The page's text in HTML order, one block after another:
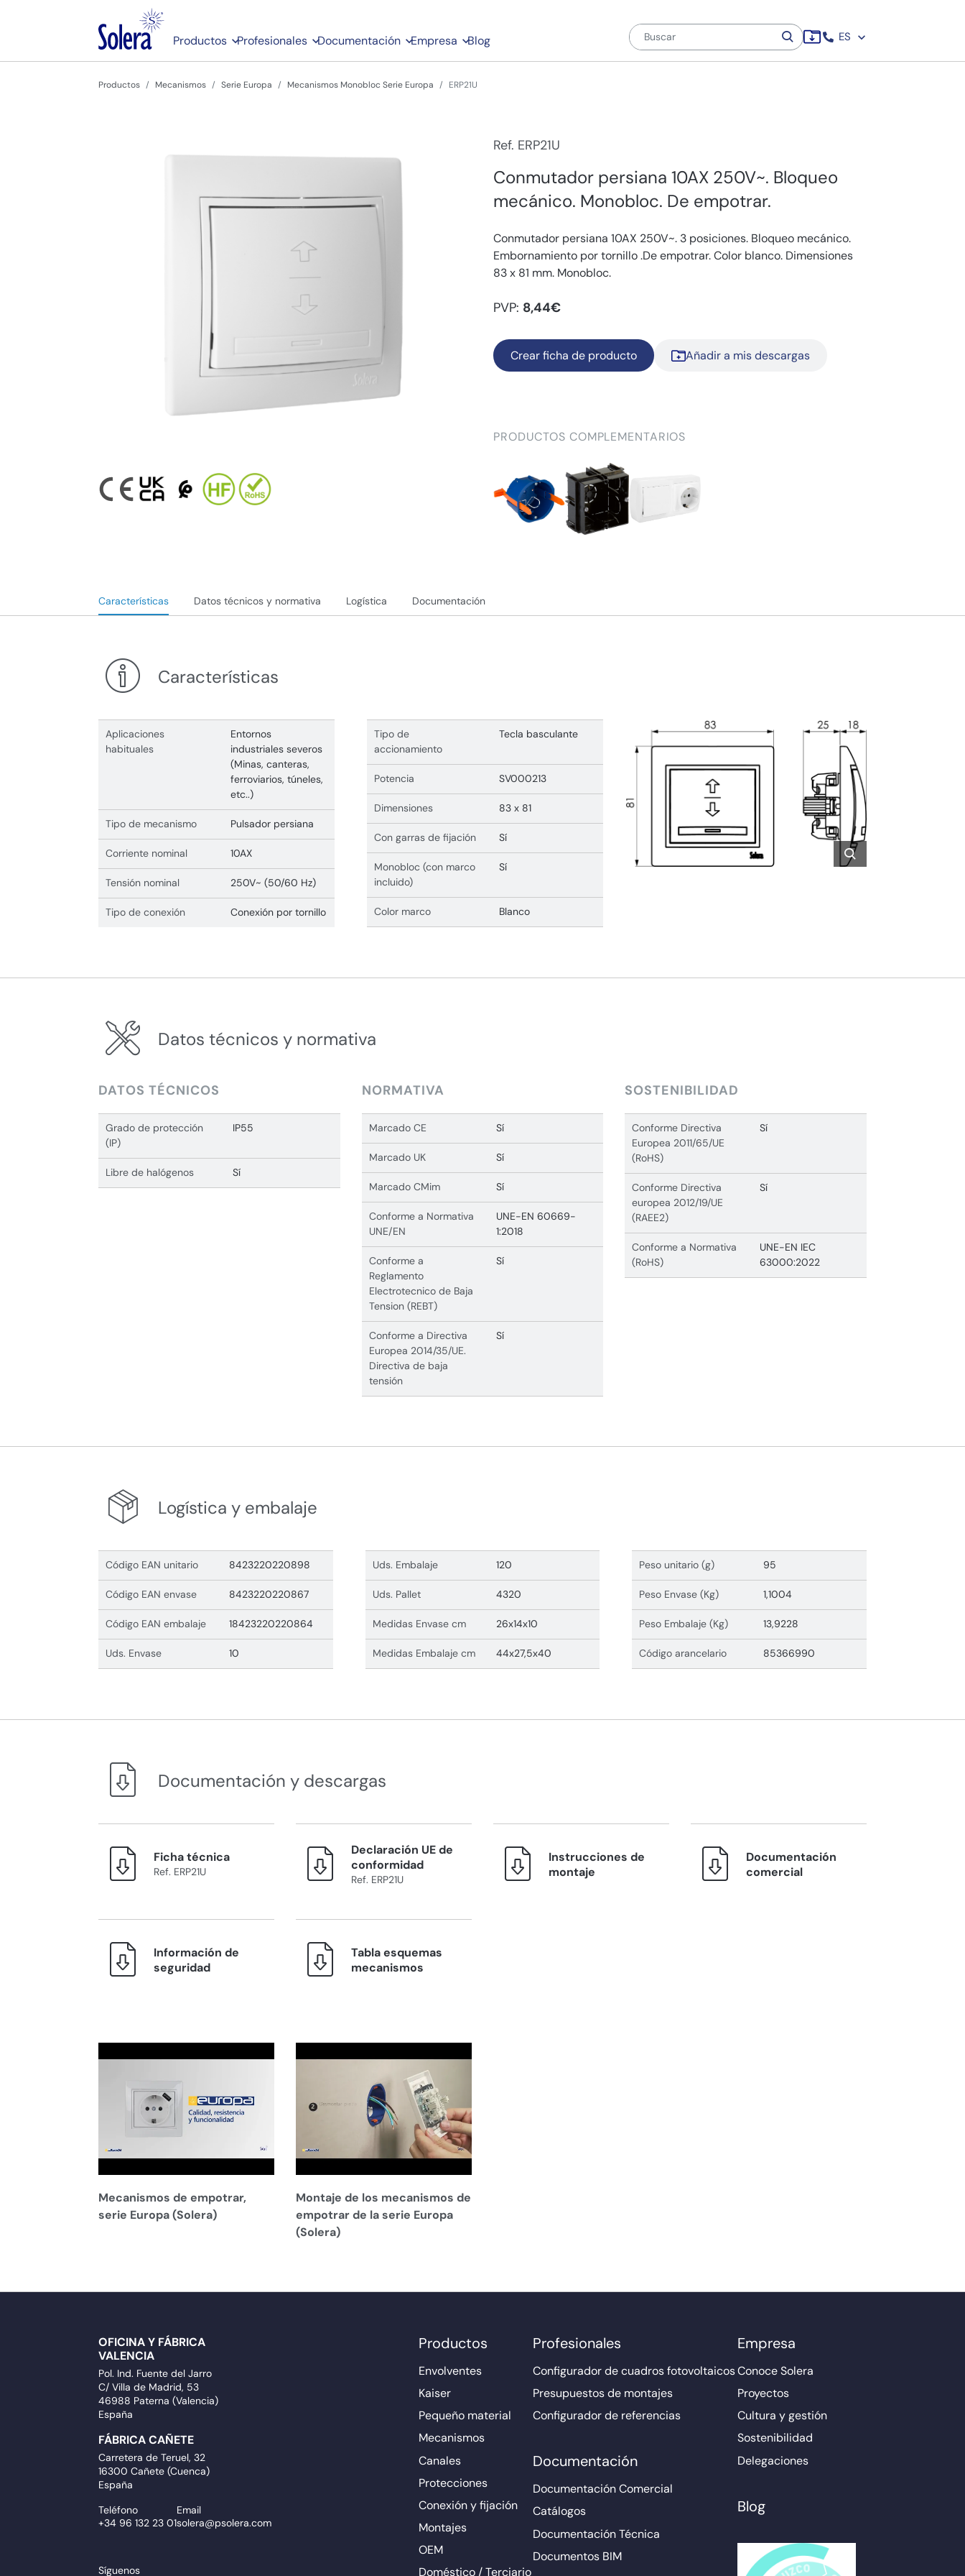
Productos Profesionales Documentación Empresa Blog ES
Productos Mecanismos Serie Europa Mecanismos Monobloc Serie Europa ERP21U
Ref. ERP21U
Conmutador persiana 10AX 250V~. Bloqueo
mecánico. Monobloc. De empotrar.
Conmutador persiana 10AX 250V~. 3 posiciones. Bloqueo mecánico.
Embornamiento por tornillo .De empotrar. Color blanco. Dimensiones
83 x 81 mm. Monobloc.
PVP: 8,44€
Crear ficha de producto Añadir a mis descargas
PRODUCTOS COMPLEMENTARIOS
Características Datos técnicos y normativa Logística Documentación
Características
Aplicaciones
habituales
Entornos
industriales severos
(Minas, canteras,
ferroviarios, túneles,
etc..)
Tipo de mecanismo Pulsador persiana
Corriente nominal 10AX
Tensión nominal 250V~ (50/60 Hz)
Tipo de conexión Conexión por tornillo
Tipo de
accionamiento
Tecla basculante
Potencia SV000213
Dimensiones 83 x 81
Con garras de fijación Sí
Monobloc (con marco
incluido)
Sí
Color marco Blanco
Datos técnicos y normativa
DATOS TÉCNICOS
Grado de protección
(IP)
IP55
Libre de halógenos Sí
NORMATIVA
Marcado CE Sí
Marcado UK Sí
Marcado CMim Sí
Conforme a Normativa
UNE/EN
UNE-EN 60669-
1:2018
Conforme a
Reglamento
Electrotecnico de Baja
Tension (REBT)
Sí
Conforme a Directiva
Europea 2014/35/UE.
Directiva de baja
tensión
Sí
SOSTENIBILIDAD
Conforme Directiva
Europea 2011/65/UE
(RoHS)
Sí
Conforme Directiva
europea 2012/19/UE
(RAEE2)
Sí
Conforme a Normativa
(RoHS)
UNE-EN IEC
63000:2022
Logística y embalaje
Código EAN unitario 8423220220898
Código EAN envase 8423220220867
Código EAN embalaje 18423220220864
Uds. Envase 10
Uds. Embalaje 120
Uds. Pallet 4320
Medidas Envase cm 26x14x10
Medidas Embalaje cm 44x27,5x40
Peso unitario (g) 95
Peso Envase (Kg) 1,1004
Peso Embalaje (Kg) 13,9228
Código arancelario 85366990
Documentación y descargas
Ficha técnica
Ref. ERP21U
Declaración UE de
conformidad
Ref. ERP21U
Instrucciones de
montaje
Documentación
comercial
Información de
seguridad
Tabla esquemas
mecanismos
Mecanismos de empotrar,
serie Europa (Solera)
Montaje de los mecanismos de
empotrar de la serie Europa
(Solera)
OFICINA Y FÁBRICA
VALENCIA
Pol. Ind. Fuente del Jarro
C/ Villa de Madrid, 53
46988 Paterna (Valencia)
España
FÁBRICA CAÑETE
Carretera de Teruel, 32
16300 Cañete (Cuenca)
España
Teléfono
+34 96 132 23 01
Email
solera@psolera.com
Síguenos
Productos
Envolventes
Kaiser
Pequeño material
Mecanismos
Canales
Protecciones
Conexión y fijación
Montajes
OEM
Doméstico / Terciario
Profesionales
Configurador de cuadros fotovoltaicos
Presupuestos de montajes
Configurador de referencias
Documentación
Documentación Comercial
Catálogos
Documentación Técnica
Documentos BIM
Empresa
Conoce Solera
Proyectos
Cultura y gestión
Sostenibilidad
Delegaciones
Blog